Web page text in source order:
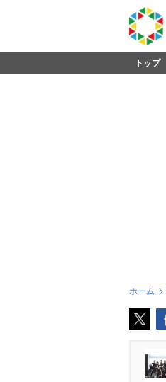
トップ
ホーム